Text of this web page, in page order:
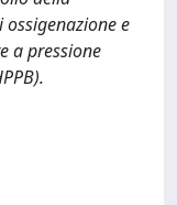
e
a pressione